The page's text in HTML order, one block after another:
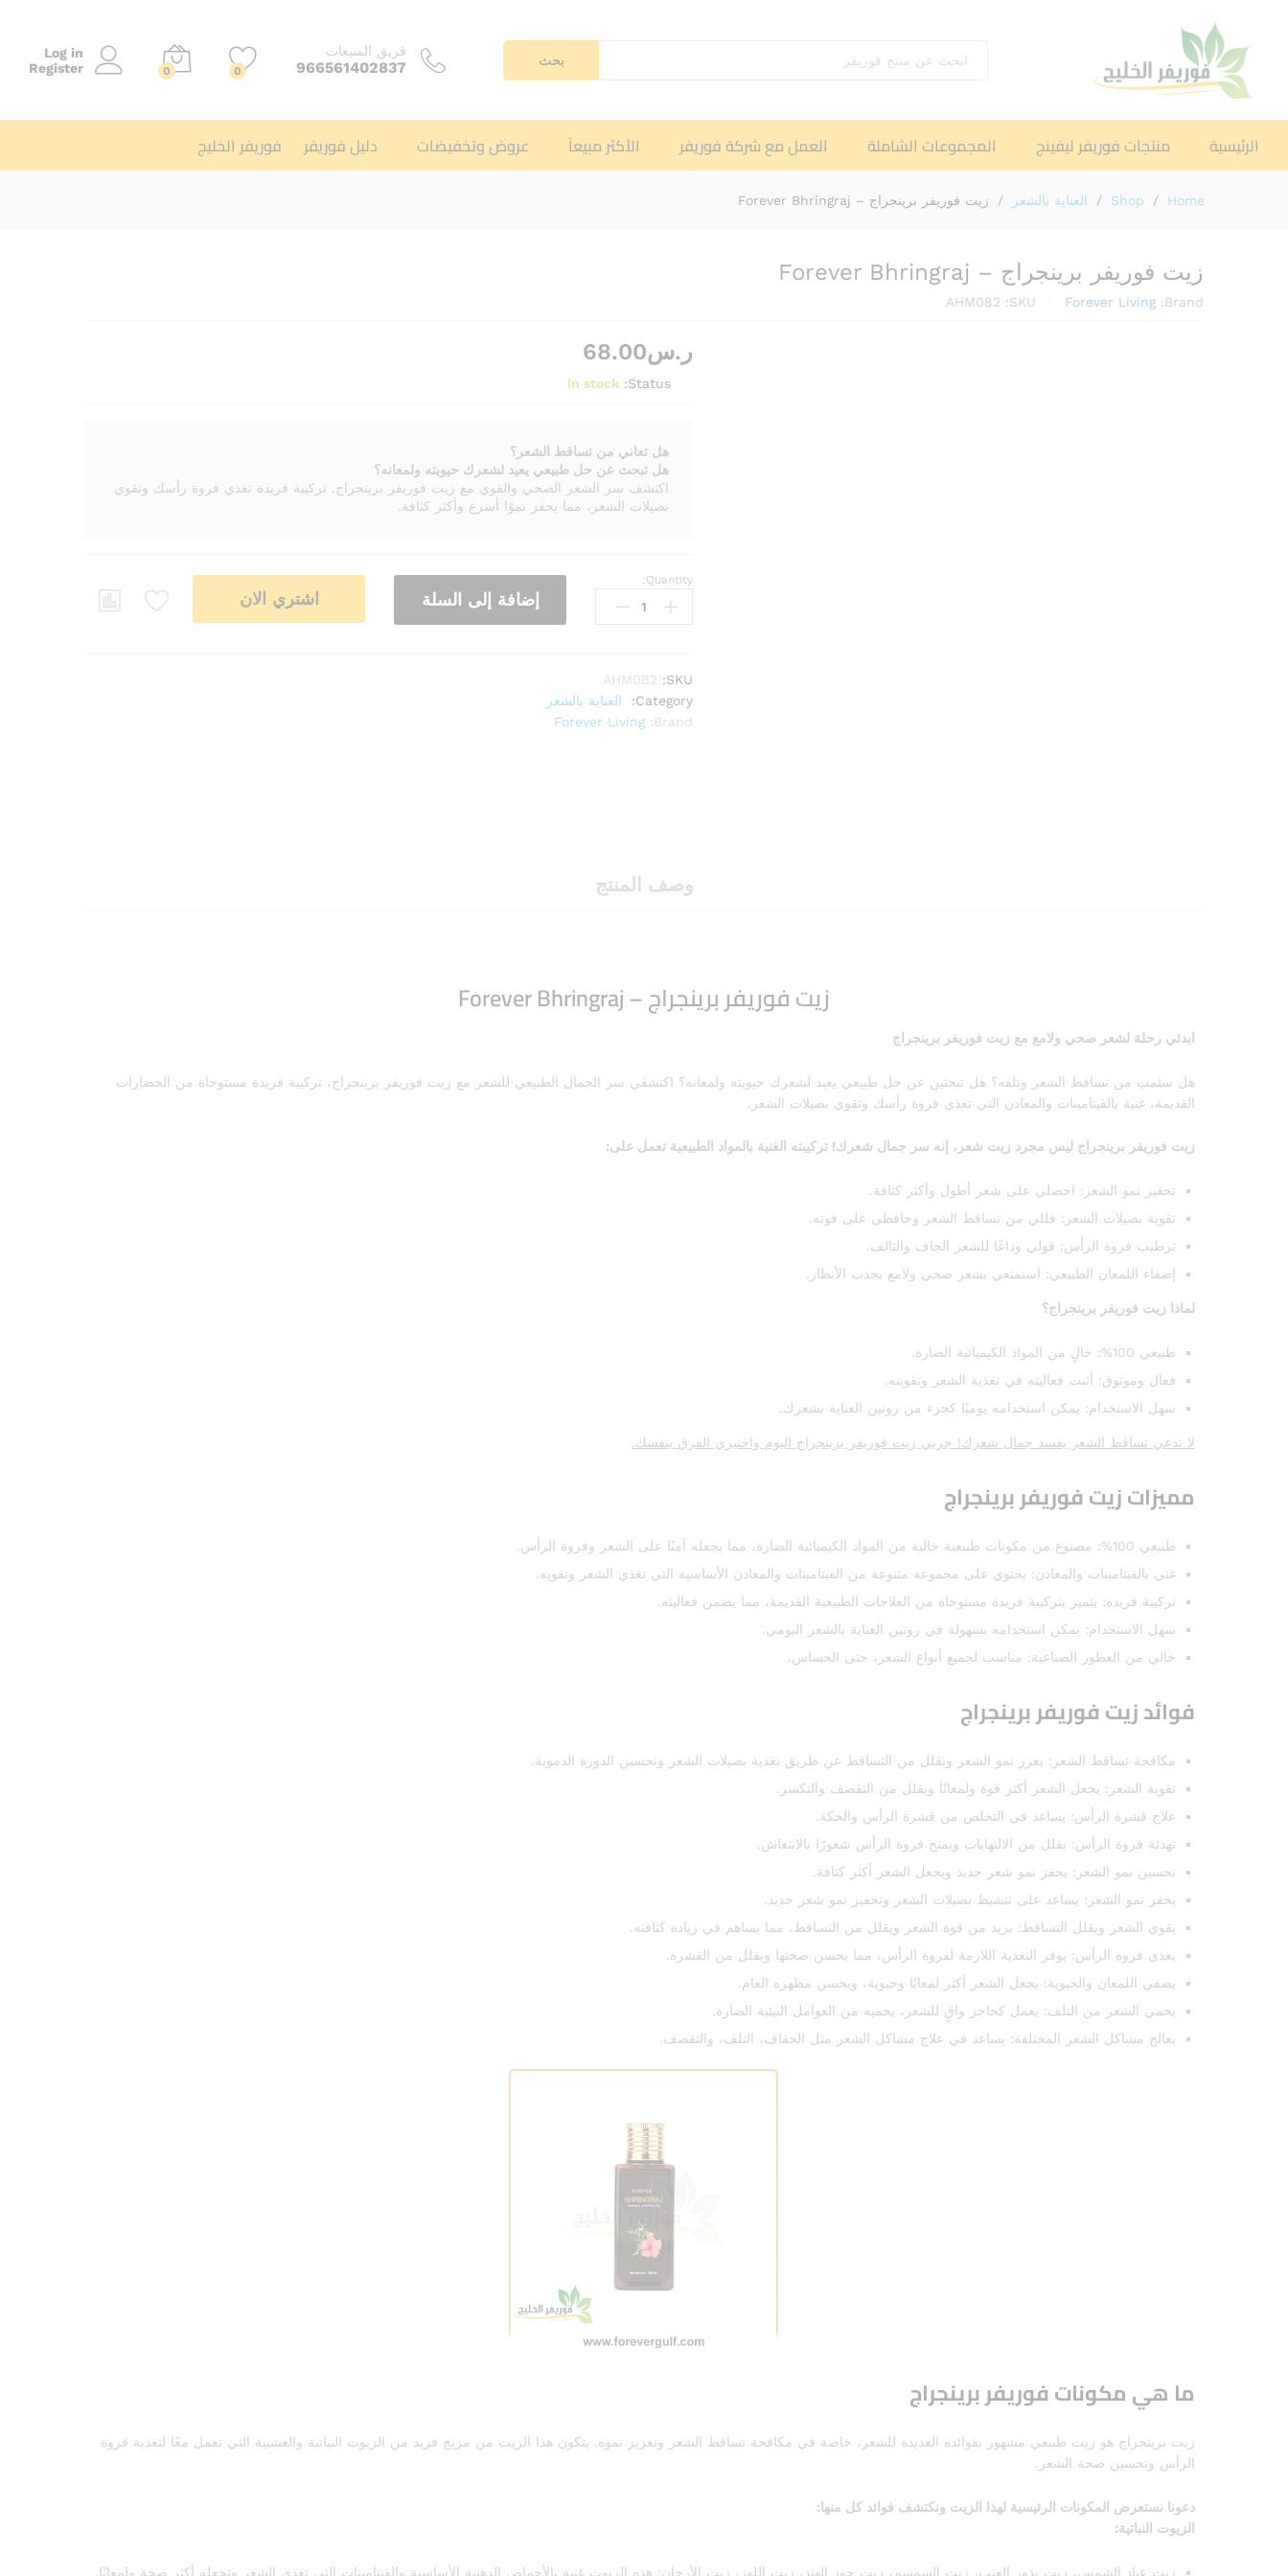
اختر القسم بحث
فريق المبيعات
966561402837
0
0
Log in
Register
الرئيسية منتجات فوريفر ليفينج المجموعات الشاملة العمل مع شركة فوريفر الأكثر مبيعاً عروض وتخفيضات دليل فوريفر فوريفر الخليج
Home
/
Shop
/ العناية بالشعر / زيت فوريفر برينجراج – Forever Bhringraj
زيت فوريفر برينجراج – Forever Bhringraj
Brand:
Forever Living
SKU:
AHM082
ر.س68.00
Status:
In stock
هل تعاني من تساقط الشعر؟
هل تبحث عن حل طبيعي يعيد لشعرك حيويته ولمعانه؟
اكتشف سر الشعر الصحي والقوي مع زيت فوريفر برينجراج. تركيبة فريدة تغذي فروة رأسك وتقوي
بصيلات الشعر، مما يحفز نموًا أسرع وأكثر كثافة.
Quantity:
إضافة إلى السلة اشتري الان
SKU:
AHM082
Category:
العناية بالشعر
Brand:
Forever Living
وصف المنتج
زيت فوريفر برينجراج – Forever Bhringraj
ابدئي رحلة لشعر صحي ولامع مع زيت فوريفر برينجراج
هل سئمتِ من تساقط الشعر وتلفه؟ هل تبحثين عن حل طبيعي يعيد لشعرك حيويته ولمعانه؟ اكتشفي سر الجمال الطبيعي للشعر مع زيت فوريفر برينجراج، تركيبة فريدة مستوحاة من الحضارات
القديمة، غنية بالفيتامينات والمعادن التي تغذي فروة رأسك وتقوي بصيلات الشعر.
زيت فوريفر برينجراج ليس مجرد زيت شعر، إنه سر جمال شعرك! تركيبته الغنية بالمواد الطبيعية تعمل على:
تحفيز نمو الشعر: احصلي على شعر أطول وأكثر كثافة.
تقوية بصيلات الشعر: قللي من تساقط الشعر وحافظي على قوته.
ترطيب فروة الرأس: قولي وداعًا للشعر الجاف والتالف.
إضفاء اللمعان الطبيعي: استمتعي بشعر صحي ولامع يجذب الأنظار.
لماذا زيت فوريفر برينجراج؟
طبيعي 100%: خالٍ من المواد الكيميائية الضارة.
فعال وموثوق: أثبت فعاليته في تغذية الشعر وتقويته.
سهل الاستخدام: يمكن استخدامه يوميًا كجزء من روتين العناية بشعرك.
لا تدعي تساقط الشعر يفسد جمال شعرك! جربي زيت فوريفر برينجراج اليوم واختبري الفرق بنفسك.
مميزات زيت فوريفر برينجراج
طبيعي 100%: مصنوع من مكونات طبيعية خالية من المواد الكيميائية الضارة، مما يجعله آمنًا على الشعر وفروة الرأس.
غني بالفيتامينات والمعادن: يحتوي على مجموعة متنوعة من الفيتامينات والمعادن الأساسية التي تغذي الشعر وتقويه.
تركيبة فريدة: يتميز بتركيبة فريدة مستوحاة من العلاجات الطبيعية القديمة، مما يضمن فعاليته.
سهل الاستخدام: يمكن استخدامه بسهولة في روتين العناية بالشعر اليومي.
خالي من العطور الصناعية: مناسب لجميع أنواع الشعر، حتى الحساس.
فوائد زيت فوريفر برينجراج
مكافحة تساقط الشعر: يعزز نمو الشعر ويقلل من التساقط عن طريق تغذية بصيلات الشعر وتحسين الدورة الدموية.
تقوية الشعر: يجعل الشعر أكثر قوة ولمعانًا ويقلل من التقصف والتكسر.
علاج قشرة الرأس: يساعد في التخلص من قشرة الرأس والحكة.
تهدئة فروة الرأس: يقلل من الالتهابات ويمنح فروة الرأس شعورًا بالانتعاش.
تحسين نمو الشعر: يحفز نمو شعر جديد ويجعل الشعر أكثر كثافة.
يحفز نمو الشعر: يساعد على تنشيط بصيلات الشعر وتحفيز نمو شعر جديد.
يقوي الشعر ويقلل التساقط: يزيد من قوة الشعر ويقلل من التساقط، مما يساهم في زيادة كثافته.
يغذي فروة الرأس: يوفر التغذية اللازمة لفروة الرأس، مما يحسن صحتها ويقلل من القشرة.
يضفي اللمعان والحيوية: يجعل الشعر أكثر لمعانًا وحيوية، ويحسن مظهره العام.
يحمي الشعر من التلف: يعمل كحاجز واقٍ للشعر، يحميه من العوامل البيئية الضارة.
يعالج مشاكل الشعر المختلفة: يساعد في علاج مشاكل الشعر مثل الجفاف، التلف، والتقصف.
ما هي مكونات فوريفر برينجراج
زيت برينجراج هو زيت طبيعي مشهور بفوائده العديدة للشعر، خاصة في مكافحة تساقط الشعر وتعزيز نموه. يتكون هذا الزيت من مزيج فريد من الزيوت النباتية والعشبية التي تعمل معًا لتغذية فروة
الرأس وتحسين صحة الشعر.
دعونا نستعرض المكونات الرئيسية لهذا الزيت ونكتشف فوائد كل منها:
الزيوت النباتية:
زيت عباد الشمس، زيت بذور العنب، زيت السمسم، زيت جوز الهند، زيت اللوز، زيت الأرجان: هذه الزيوت غنية بالأحماض الدهنية الأساسية والفيتامينات التي تغذي الشعر وتجعله أكثر صحة ولمعانًا.